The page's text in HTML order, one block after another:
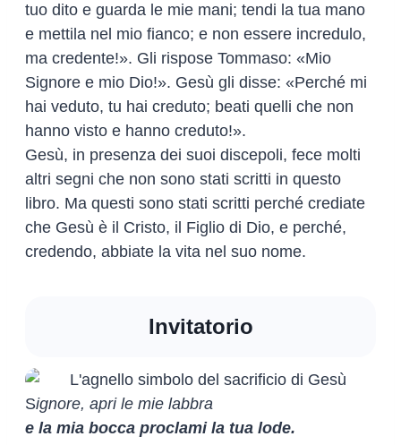
tuo dito e guarda le mie mani; tendi la tua mano
e mettila nel mio fianco; e non essere incredulo,
ma credente!». Gli rispose Tommaso: «Mio
Signore e mio Dio!». Gesù gli disse: «Perché mi
hai veduto, tu hai creduto; beati quelli che non
hanno visto e hanno creduto!».
Gesù, in presenza dei suoi discepoli, fece molti
altri segni che non sono stati scritti in questo
libro. Ma questi sono stati scritti perché crediate
che Gesù è il Cristo, il Figlio di Dio, e perché,
credendo, abbiate la vita nel suo nome.
Invitatorio
Signore, apri le mie labbra
e la mia bocca proclami la tua lode.